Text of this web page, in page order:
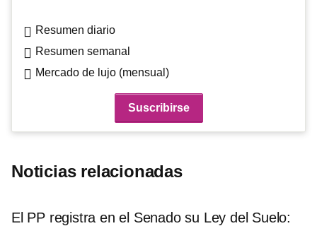
Resumen diario
Resumen semanal
Mercado de lujo (mensual)
Noticias relacionadas
El PP registra en el Senado su Ley del Suelo: